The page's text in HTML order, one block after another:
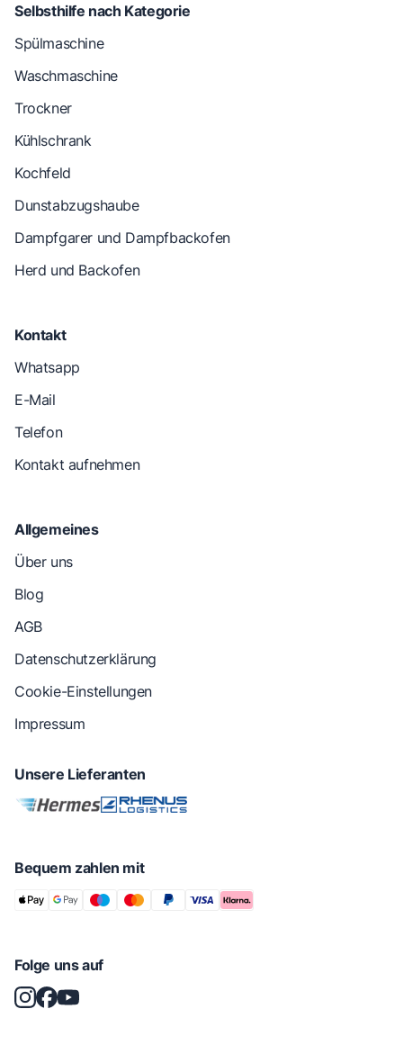
Selbsthilfe nach Kategorie
Spülmaschine
Waschmaschine
Trockner
Kühlschrank
Kochfeld
Dunstabzugshaube
Dampfgarer und Dampfbackofen
Herd und Backofen
Kontakt
Whatsapp
E-Mail
Telefon
Kontakt aufnehmen
Allgemeines
Über uns
Blog
AGB
Datenschutzerklärung
Cookie-Einstellungen
Impressum
Unsere Lieferanten
Bequem zahlen mit
Folge uns auf